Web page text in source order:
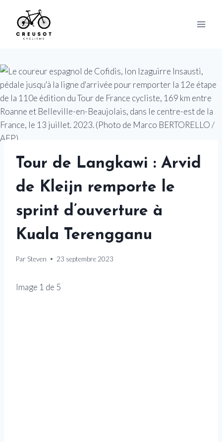
content
Tour de Langkawi : Arvid
de Kleijn remporte le
sprint d’ouverture à
Kuala Terengganu
Par Steven 23 septembre 2023
Image 1 de 5